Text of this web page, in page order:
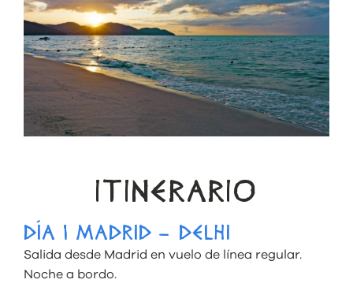
ITINERARIO
DÍA 1 MADRID – DELHI
Salida desde Madrid en vuelo de línea regular.
Noche a bordo.